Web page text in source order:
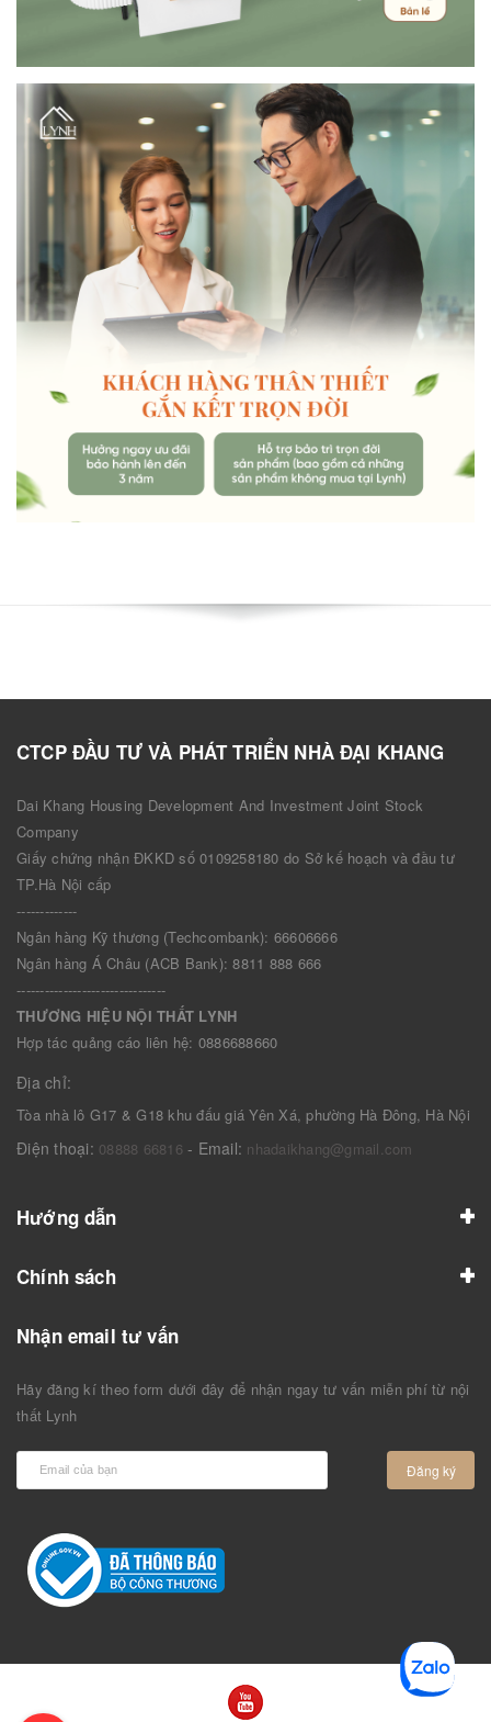
CTCP ĐẦU TƯ VÀ PHÁT TRIỂN NHÀ ĐẠI KHANG
Dai Khang Housing Development And Investment Joint Stock
Company
Giấy chứng nhận ĐKKD số 0109258180 do Sở kế hoạch và đầu tư
TP.Hà Nội cấp
-------------
Ngân hàng Kỹ thương (Techcombank): 66606666
Ngân hàng Á Châu (ACB Bank): 8811 888 666
--------------------------------
THƯƠNG HIỆU NỘI THẤT LYNH
Hợp tác quảng cáo liên hệ: 0886688660
Địa chỉ:
Tòa nhà lô G17 & G18 khu đấu giá Yên Xá, phường Hà Đông, Hà Nội
Điện thoại: 08888 66816 - Email: nhadaikhang@gmail.com
Hướng dẫn
Chính sách
Nhận email tư vấn
Hãy đăng kí theo form dưới đây để nhận ngay tư vấn miễn phí từ nội
thất Lynh
Đăng ký